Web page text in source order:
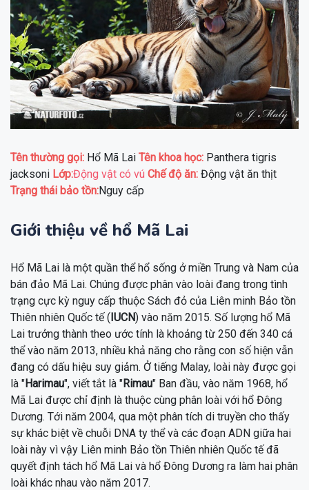
Tên thường gọi: Hổ Mã Lai Tên khoa học: Panthera tigris
jacksoni Lớp:Động vật có vú Chế độ ăn: Động vật ăn thịt
Trạng thái bảo tồn:Nguy cấp
Giới thiệu về hổ Mã Lai
Hổ Mã Lai là một quần thể hổ sống ở miền Trung và Nam của
bán đảo Mã Lai. Chúng được phân vào loài đang trong tình
trạng cực kỳ nguy cấp thuộc Sách đỏ của Liên minh Bảo tồn
Thiên nhiên Quốc tế (IUCN) vào năm 2015. Số lượng hổ Mã
Lai trưởng thành theo ước tính là khoảng từ 250 đến 340 cá
thể vào năm 2013, nhiều khả năng cho rằng con số hiện vẫn
đang có dấu hiệu suy giảm. Ở tiếng Malay, loài này được gọi
là "Harimau", viết tắt là "Rimau" Ban đầu, vào năm 1968, hổ
Mã Lai được chỉ định là thuộc cùng phân loài với hổ Đông
Dương. Tới năm 2004, qua một phân tích di truyền cho thấy
sự khác biệt về chuỗi DNA ty thể và các đoạn ADN giữa hai
loài này vì vậy Liên minh Bảo tồn Thiên nhiên Quốc tế đã
quyết định tách hổ Mã Lai và hổ Đông Dương ra làm hai phân
loài khác nhau vào năm 2017.